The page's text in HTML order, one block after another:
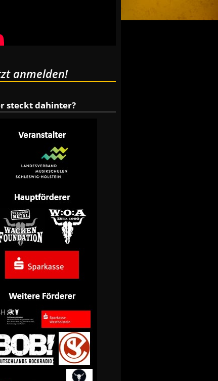
anmelden!
steckt dahinter?